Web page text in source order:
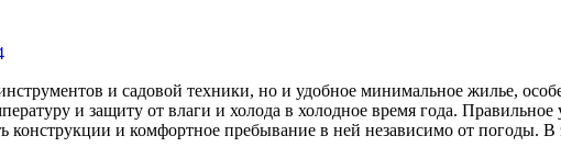
и защиту от влаги и холода в холодное время года. Правильное
конструкции и комфортное пребывание в ней независимо от погоды.